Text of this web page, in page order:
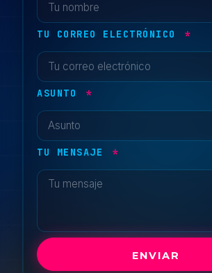
TU CORREO ELECTRÓNICO *
ASUNTO *
TU MENSAJE *